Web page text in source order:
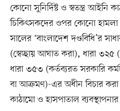
কোনো সুনির্দিষ্ট ও স্বতন্ত্র আইনি
চিকিৎসকদের ওপর কোনো
সালের ‘বাংলাদেশ দণ্ডবিধি’র
(স্বেচ্ছায় আঘাত করা), ধারা
ধারা ৩৫৩ (কর্তব্যরত সরকারি
বা আক্রমণ)-এর অধীন বিচার
কাঠামো ও হাসপাতাল